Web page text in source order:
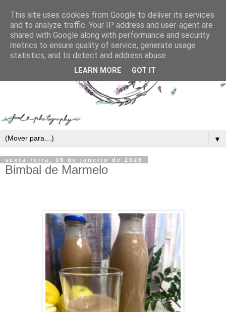
▼
sexta-feira, 16 de janeiro de 2026
Bimbal de Marmelo
This site uses cookies from Google to deliver its services
and to analyze traffic. Your IP address and user-agent are
shared with Google along with performance and security
metrics to ensure quality of service, generate usage
statistics, and to detect and address abuse.
LEARN MORE GOT IT